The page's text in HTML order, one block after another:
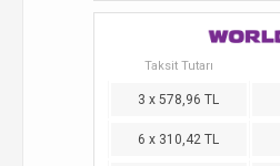
Taksit Tutarı
3 x 578,96 TL
6 x 310,42 TL